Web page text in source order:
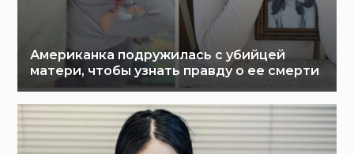
Американка подружилась с убийцей
матери, чтобы узнать правду о ее смерти